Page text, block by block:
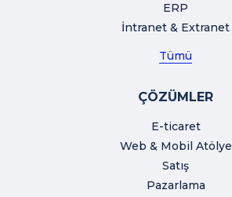
ERP
İntranet & Extranet
Tümü
ÇÖZÜMLER
E-ticaret
Web & Mobil Atölye
Satış
Pazarlama